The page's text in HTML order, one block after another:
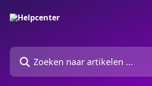
Zoeken naar artikelen ...